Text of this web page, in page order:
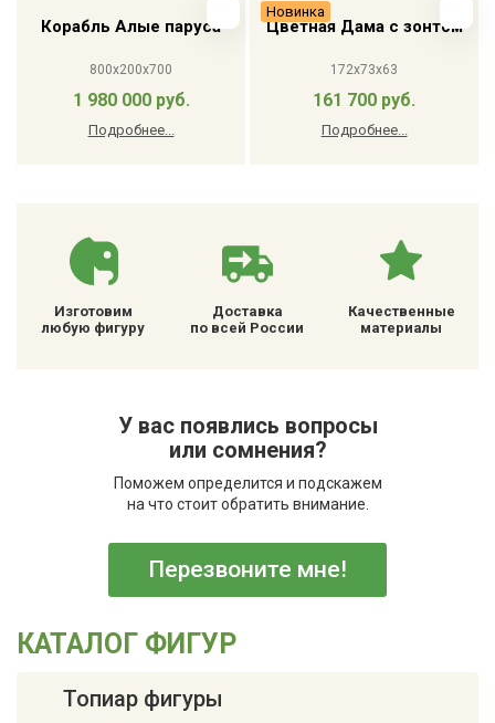
КАТАЛОГ ФИГУР
Топиар фигуры
Корабль Алые паруса
800х200х700
1 980 000 руб.
Подробнее...
Новинка
Цветная Дама с зонтом
172x73x63
161 700 руб.
Подробнее...
Изготовим
любую фигуру
Доставка
по всей России
Качественные
материалы
У вас появлись вопросы
или сомнения?
Поможем определится и подскажем
на что стоит обратить внимание.
Перезвоните мне!